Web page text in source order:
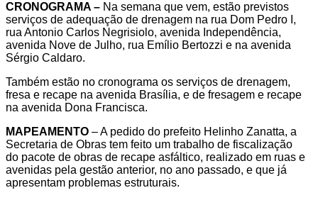
CRONOGRAMA – Na semana que vem, estão previstos
serviços de adequação de drenagem na rua Dom Pedro I,
rua Antonio Carlos Negrisiolo, avenida Independência,
avenida Nove de Julho, rua Emílio Bertozzi e na avenida
Sérgio Caldaro.
Também estão no cronograma os serviços de drenagem,
fresa e recape na avenida Brasília, e de fresagem e recape
na avenida Dona Francisca.
MAPEAMENTO – A pedido do prefeito Helinho Zanatta, a
Secretaria de Obras tem feito um trabalho de fiscalização
do pacote de obras de recape asfáltico, realizado em ruas e
avenidas pela gestão anterior, no ano passado, e que já
apresentam problemas estruturais.